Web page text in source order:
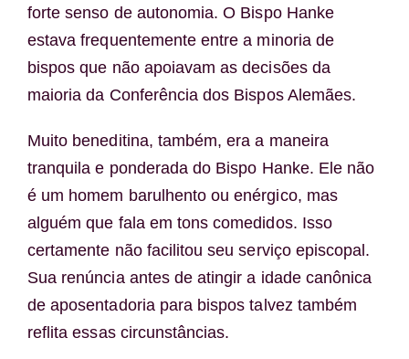
forte senso de autonomia. O Bispo Hanke
estava frequentemente entre a minoria de
bispos que não apoiavam as decisões da
maioria da Conferência dos Bispos Alemães.
Muito beneditina, também, era a maneira
tranquila e ponderada do Bispo Hanke. Ele não
é um homem barulhento ou enérgico, mas
alguém que fala em tons comedidos. Isso
certamente não facilitou seu serviço episcopal.
Sua renúncia antes de atingir a idade canônica
de aposentadoria para bispos talvez também
reflita essas circunstâncias.